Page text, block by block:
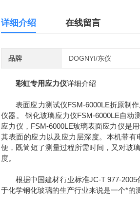
详细介绍 在线留言
品牌 DOGNYI/东仪
彩虹专用应力仪详细介绍
表面应力测试仪FSM-6000LE折原制作
仪器。 钢化玻璃应力仪FSM-6000LE自动
应力仪，FSM-6000LE玻璃表面应力仪是
其表面的应力以及应力层深度。本机带
便，既简短了测量过程所需时间，又对玻
度。
根据中国建材行业标准JC-T 977-2005
于化学钢化玻璃的生产行业来说是一个*的